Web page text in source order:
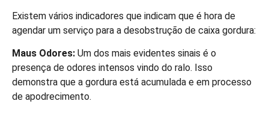
Existem vários indicadores que indicam que é hora de
agendar um serviço para a desobstrução de caixa gordura:
Maus Odores: Um dos mais evidentes sinais é o
presença de odores intensos vindo do ralo. Isso
demonstra que a gordura está acumulada e em processo
de apodrecimento.